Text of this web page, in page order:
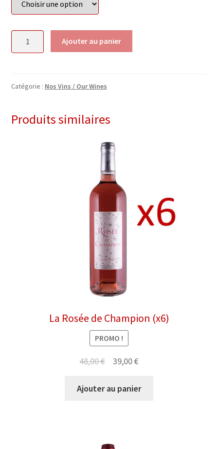
Terrasse
Ajouter au panier
Catégorie : Nos Vins / Our Wines
Produits similaires
La Rosée de Champion (x6)
PROMO !
48,00€
Le
initial
39,00€Le
actuel
Ajouter au panier